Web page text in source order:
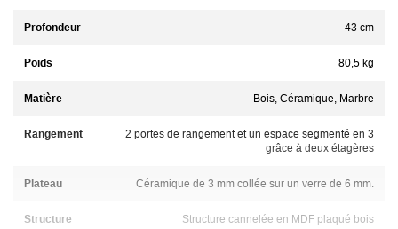
Profondeur 43 cm
Poids 80,5 kg
Matière Bois, Céramique, Marbre
Rangement
2 portes de rangement et un espace segmenté en 3
grâce à deux étagères
Plateau Céramique de 3 mm collée sur un verre de 6 mm.
Structure Structure cannelée en MDF plaqué bois